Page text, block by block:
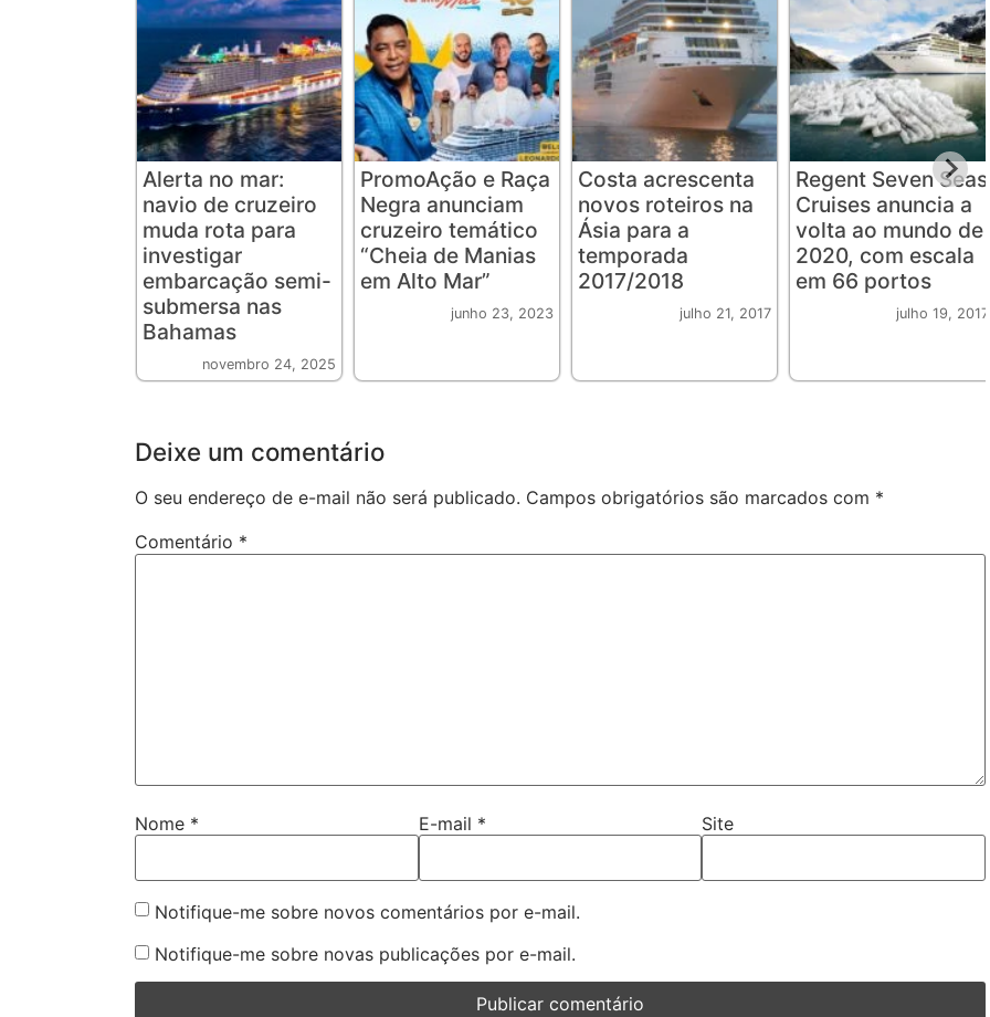
Alerta no mar:
navio de cruzeiro
muda rota para
investigar
embarcação semi-
submersa nas
Bahamas
novembro 24, 2025
PromoAção e Raça
Negra anunciam
cruzeiro temático
“Cheia de Manias
em Alto Mar”
junho 23, 2023
Costa acrescenta
novos roteiros na
Ásia para a
temporada
2017/2018
julho 21, 2017
Regent Seven Seas
Cruises anuncia a
volta ao mundo de
2020, com escala
em 66 portos
julho 19, 2017
Deixe um comentário
O seu endereço de e-mail não será publicado. Campos obrigatórios são marcados com *
Comentário *
Nome * E-mail * Site
Notifique-me sobre novos comentários por e-mail.
Notifique-me sobre novas publicações por e-mail.